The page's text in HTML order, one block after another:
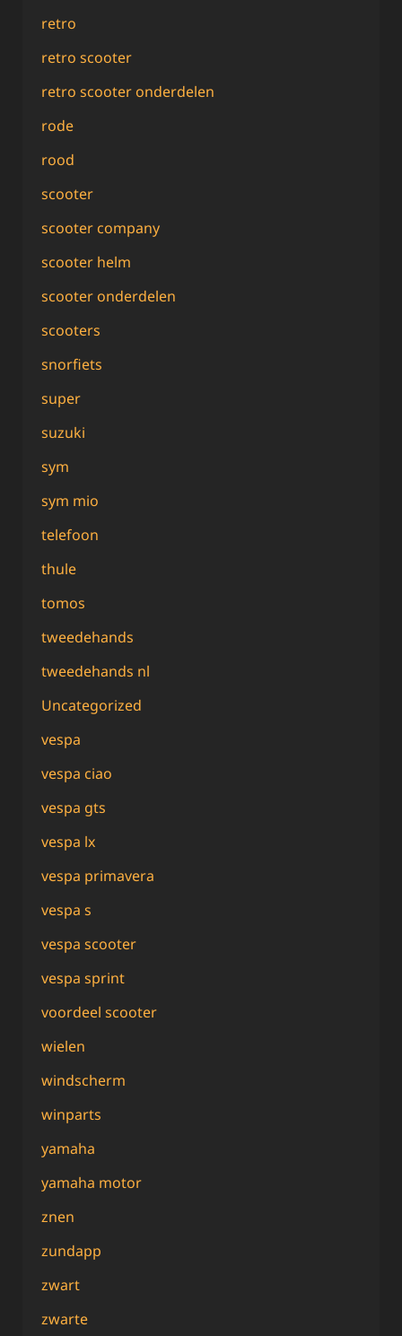
retro
retro scooter
retro scooter onderdelen
rode
rood
scooter
scooter company
scooter helm
scooter onderdelen
scooters
snorfiets
super
suzuki
sym
sym mio
telefoon
thule
tomos
tweedehands
tweedehands nl
Uncategorized
vespa
vespa ciao
vespa gts
vespa lx
vespa primavera
vespa s
vespa scooter
vespa sprint
voordeel scooter
wielen
windscherm
winparts
yamaha
yamaha motor
znen
zundapp
zwart
zwarte